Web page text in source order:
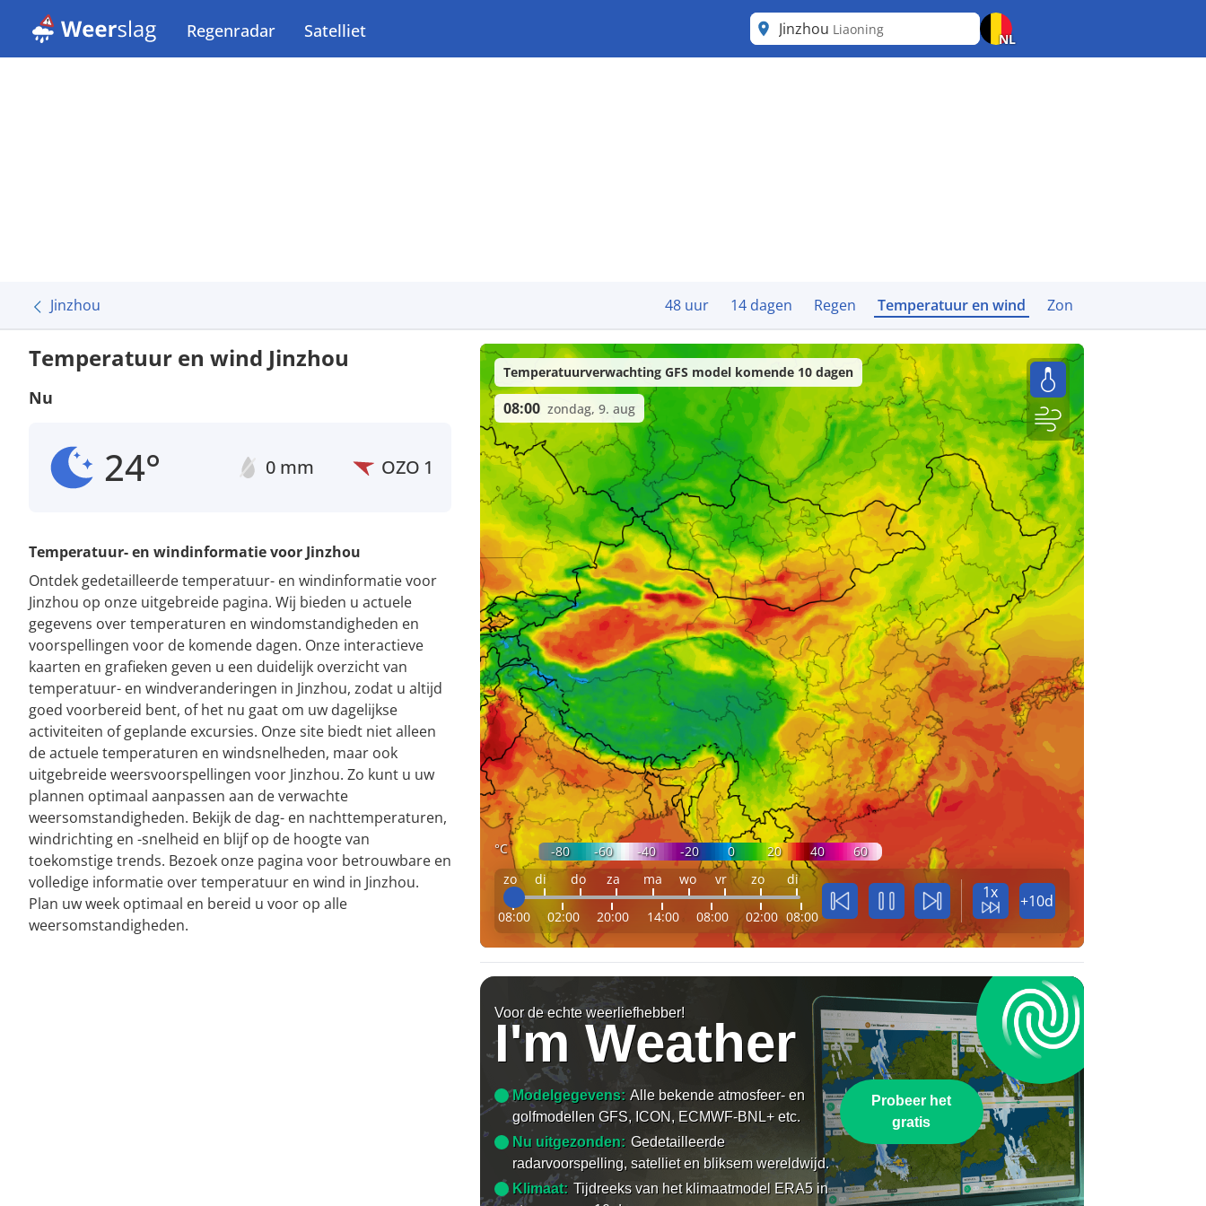
Regenradar Satelliet Jinzhou Liaoning
NL
Jinzhou 48 uur 14 dagen Regen Temperatuur en wind Zon
Temperatuur en wind Jinzhou
Nu
24° 0 mm OZO 1
Temperatuur- en windinformatie voor Jinzhou
Ontdek gedetailleerde temperatuur- en windinformatie voor
Jinzhou op onze uitgebreide pagina. Wij bieden u actuele
gegevens over temperaturen en windomstandigheden en
voorspellingen voor de komende dagen. Onze interactieve
kaarten en grafieken geven u een duidelijk overzicht van
temperatuur- en windveranderingen in Jinzhou, zodat u altijd
goed voorbereid bent, of het nu gaat om uw dagelijkse
activiteiten of geplande excursies. Onze site biedt niet alleen
de actuele temperaturen en windsnelheden, maar ook
uitgebreide weersvoorspellingen voor Jinzhou. Zo kunt u uw
plannen optimaal aanpassen aan de verwachte
weersomstandigheden. Bekijk de dag- en nachttemperaturen,
windrichting en -snelheid en blijf op de hoogte van
toekomstige trends. Bezoek onze pagina voor betrouwbare en
volledige informatie over temperatuur en wind in Jinzhou.
Plan uw week optimaal en bereid u voor op alle
weersomstandigheden.
°C -80 -60 -40 -20 0 20 40
60
zo
di do za ma wo vr zo di
08:00 02:00 20:00 14:00 08:00 02:00 08:00
1x +10d
Temperatuurverwachting GFS model komende 10 dagen
08:00 zondag, 9. aug
Voor de echte weerliefhebber!
I'm Weather
Modelgegevens: Alle bekende atmosfeer- en
golfmodellen GFS, ICON, ECMWF-BNL+ etc.
Nu uitgezonden: Gedetailleerde
radarvoorspelling, satelliet en bliksem wereldwijd.
Klimaat: Tijdreeks van het klimaatmodel ERA5 in
Probeer het
gratis